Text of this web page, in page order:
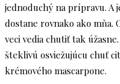
jednoduchý na prípravu. A
dostane rovnako ako mňa.
veci vedia chutiť tak
šteklivú osviežujúcu chuť
krémového mascarpone.